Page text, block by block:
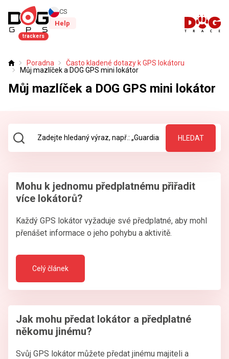
trackers
CS
Help
Úvod Poradna
Často kladené dotazy k GPS lokátoru
Můj mazlíček a DOG GPS mini lokátor
Můj mazlíček a DOG GPS mini lokátor
HLEDAT
Mohu k jednomu předplatnému přiřadit
více lokátorů?
Každý GPS lokátor vyžaduje své předplatné, aby mohl
přenášet informace o jeho pohybu a aktivitě.
Celý článek
Jak mohu předat lokátor a předplatné
někomu jinému?
Svůj GPS lokátor můžete předat jinému majiteli a